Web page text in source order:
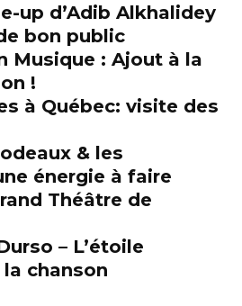
up d’Adib Alkhalidey
bon public
Musique : Ajout à la
!
à Québec: visite des
& les
énergie à faire
Théâtre de
– L’étoile
chanson